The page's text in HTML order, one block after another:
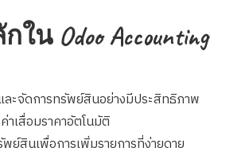
น Odoo Accounting
ละจัดการทรัพย์สินอย่างมีประสิทธิภาพ
เสื่อมราคาอัตโนมัติ
ย์สินเพื่อการเพิ่มรายการที่ง่ายดาย